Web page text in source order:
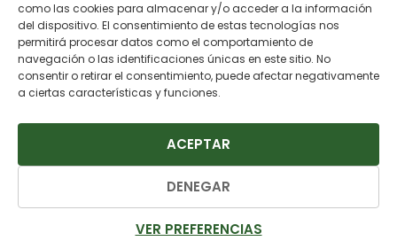
como las cookies para almacenar y/o acceder a la información
del dispositivo. El consentimiento de estas tecnologías nos
permitirá procesar datos como el comportamiento de
navegación o las identificaciones únicas en este sitio. No
consentir o retirar el consentimiento, puede afectar negativamente
a ciertas características y funciones.
ACEPTAR
DENEGAR
VER PREFERENCIAS
Suscríbete a nuestra newsletter
Política de Cookies ·Términos y Condiciones Viajeros ·